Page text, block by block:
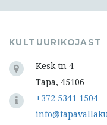
KULTUURIKOJAST
Kesk tn 4
Tapa, 45106
+372 5341 1504